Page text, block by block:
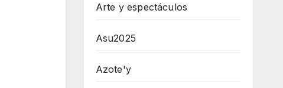
Arte y espectáculos
Asu2025
Azote'y